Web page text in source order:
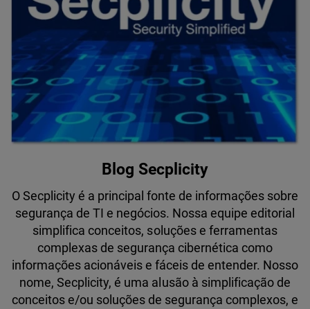
Blog Secplicity
O Secplicity é a principal fonte de informações sobre
segurança de TI e negócios. Nossa equipe editorial
simplifica conceitos, soluções e ferramentas
complexas de segurança cibernética como
informações acionáveis e fáceis de entender. Nosso
nome, Secplicity, é uma alusão à simplificação de
conceitos e/ou soluções de segurança complexos, e